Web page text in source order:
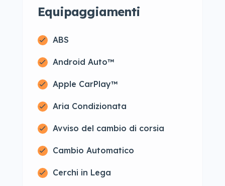
Equipaggiamenti
ABS
Android Auto™
Apple CarPlay™
Aria Condizionata
Avviso del cambio di corsia
Cambio Automatico
Cerchi in Lega